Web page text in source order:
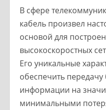
В сфере
кабель произвел
основой для
высокоскоростных
Его уникальные
обеспечить
информации на
минимальными